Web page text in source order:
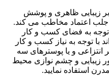
بر زیبایی ظاهری و پوشش
جلب اعتماد مخاطب می کند.
توجه به فضای کسب و کار
توجه به نیاز کسب و کار
و یا پوسترهای سه
زیبایی و چشم نوازی محیط
استفاده نمایید.